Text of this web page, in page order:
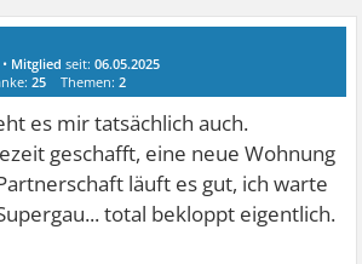
• Mitglied seit:06.05.2025
25 Themen:2
es mir tatsächlich auch.
geschafft, eine neue Wohnung
läuft es gut, ich warte
total bekloppt eigentlich.